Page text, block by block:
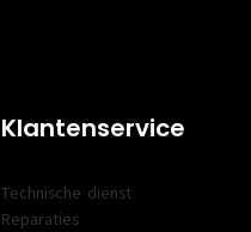
Klantenservice
Technische dienst
Reparaties